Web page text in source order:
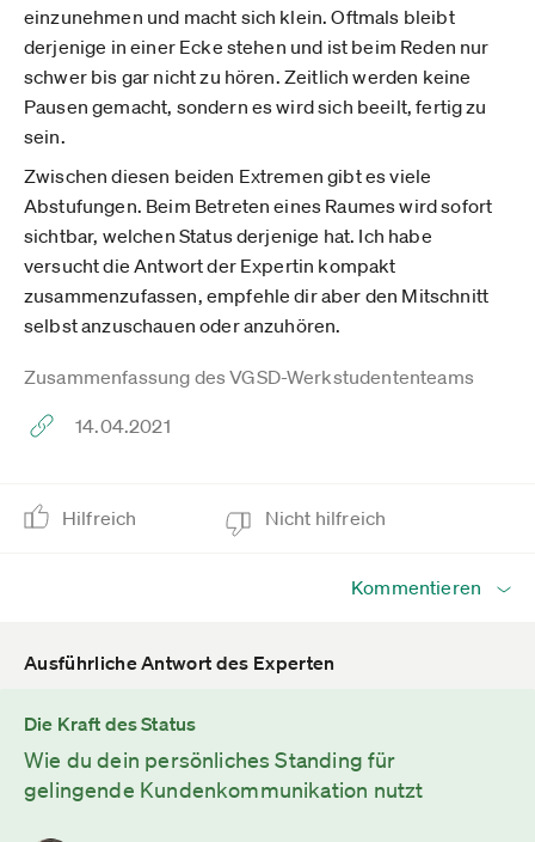
einzunehmen und macht sich klein. Oftmals bleibt
derjenige in einer Ecke stehen und ist beim Reden nur
schwer bis gar nicht zu hören. Zeitlich werden keine
Pausen gemacht, sondern es wird sich beeilt, fertig zu
sein.
Zwischen diesen beiden Extremen gibt es viele
Abstufungen. Beim Betreten eines Raumes wird sofort
sichtbar, welchen Status derjenige hat. Ich habe
versucht die Antwort der Expertin kompakt
zusammenzufassen, empfehle dir aber den Mitschnitt
selbst anzuschauen oder anzuhören.
Zusammenfassung des VGSD-Werkstudententeams
14.04.2021
Hilfreich Nicht hilfreich
Kommentieren
Ausführliche Antwort des Experten
Die Kraft des Status
Wie du dein persönliches Standing für
gelingende Kundenkommunikation nutzt